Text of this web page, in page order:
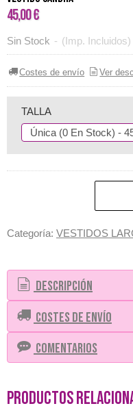
45,00 €
Sin Stock - (Imp. Incluidos)
Costes de envío Ver
TALLA
Categoría: VESTIDOS
Descripción
Costes de Envío
Comentarios
Productos